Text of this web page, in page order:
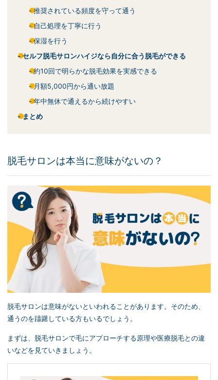
推奨されている頻度を守って通う
自己処理を丁寧に行う
保湿を行う
セルフ脱毛サロンハイジなら自分に合う脱毛ができる
約10回で明らかな脱毛効果を実感できる
月額5,000円から通い放題
年中無休で通えるから続けやすい
まとめ
脱毛サロンは本当に意味がないの？
脱毛サロンは意味がないといわれることがあります。そのため、
通うのを躊躇している方もいるでしょう。
まずは、脱毛サロンで毛にアプローチする原理や医療脱毛との違
いなどを見ていきましょう。